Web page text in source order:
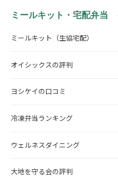
ミールキット・宅配弁当
ミールキット（生協宅配）
オイシックスの評判
ヨシケイの口コミ
冷凍弁当ランキング
ウェルネスダイニング
大地を守る会の評判